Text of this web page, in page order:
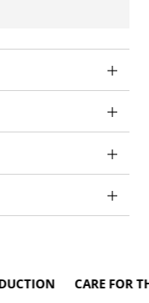
CARE FOR THE